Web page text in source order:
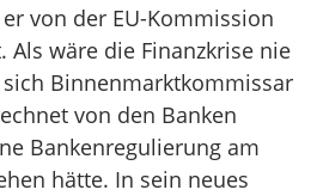
von der EU-Kommission
Als wäre die Finanzkrise nie
sich Binnenmarktkommissar
von den Banken
Bankenregulierung am
hätte. In sein neues